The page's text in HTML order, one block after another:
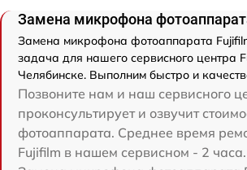
Замена микрофона
Замена микрофона фотоаппарата
задача для нашего сервисного центра
Челябинске. Выполним быстро и
Позвоните нам и наш сервисного
проконсультирует и озвучит
фотоаппарата. Среднее время
Fujifilm в нашем сервисном - 2 часа.